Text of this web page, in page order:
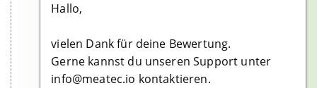
Hallo,
vielen Dank für deine Bewertung.
Gerne kannst du unseren Support unter
info@meatec.io kontaktieren.